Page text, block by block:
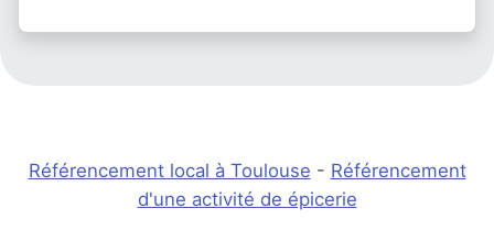
Référencement local à Toulouse - Référencement
d'une activité de épicerie